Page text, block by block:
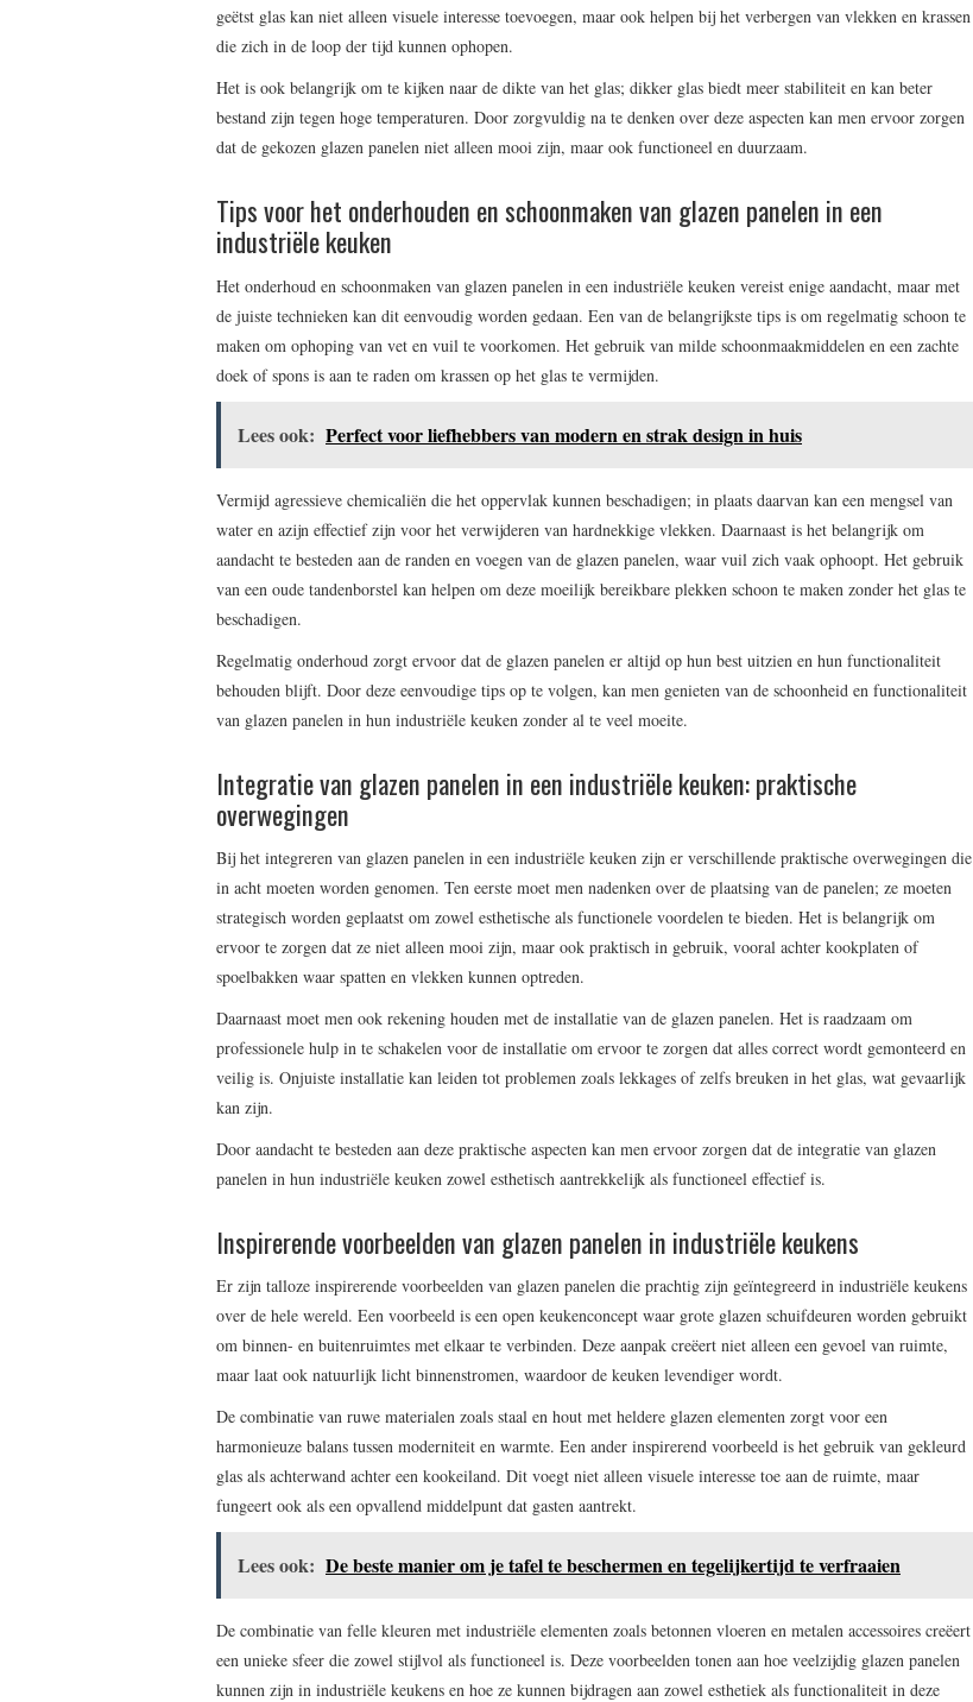
geëtst glas kan niet alleen visuele interesse toevoegen, maar ook helpen bij het verbergen van vlekken en krassen
die zich in de loop der tijd kunnen ophopen.
Het is ook belangrijk om te kijken naar de dikte van het glas; dikker glas biedt meer stabiliteit en kan beter
bestand zijn tegen hoge temperaturen. Door zorgvuldig na te denken over deze aspecten kan men ervoor zorgen
dat de gekozen glazen panelen niet alleen mooi zijn, maar ook functioneel en duurzaam.
Tips voor het onderhouden en schoonmaken van glazen panelen in een
industriële keuken
Het onderhoud en schoonmaken van glazen panelen in een industriële keuken vereist enige aandacht, maar met
de juiste technieken kan dit eenvoudig worden gedaan. Een van de belangrijkste tips is om regelmatig schoon te
maken om ophoping van vet en vuil te voorkomen. Het gebruik van milde schoonmaakmiddelen en een zachte
doek of spons is aan te raden om krassen op het glas te vermijden.
Lees ook: Perfect voor liefhebbers van modern en strak design in huis
Vermijd agressieve chemicaliën die het oppervlak kunnen beschadigen; in plaats daarvan kan een mengsel van
water en azijn effectief zijn voor het verwijderen van hardnekkige vlekken. Daarnaast is het belangrijk om
aandacht te besteden aan de randen en voegen van de glazen panelen, waar vuil zich vaak ophoopt. Het gebruik
van een oude tandenborstel kan helpen om deze moeilijk bereikbare plekken schoon te maken zonder het glas te
beschadigen.
Regelmatig onderhoud zorgt ervoor dat de glazen panelen er altijd op hun best uitzien en hun functionaliteit
behouden blijft. Door deze eenvoudige tips op te volgen, kan men genieten van de schoonheid en functionaliteit
van glazen panelen in hun industriële keuken zonder al te veel moeite.
Integratie van glazen panelen in een industriële keuken: praktische
overwegingen
Bij het integreren van glazen panelen in een industriële keuken zijn er verschillende praktische overwegingen die
in acht moeten worden genomen. Ten eerste moet men nadenken over de plaatsing van de panelen; ze moeten
strategisch worden geplaatst om zowel esthetische als functionele voordelen te bieden. Het is belangrijk om
ervoor te zorgen dat ze niet alleen mooi zijn, maar ook praktisch in gebruik, vooral achter kookplaten of
spoelbakken waar spatten en vlekken kunnen optreden.
Daarnaast moet men ook rekening houden met de installatie van de glazen panelen. Het is raadzaam om
professionele hulp in te schakelen voor de installatie om ervoor te zorgen dat alles correct wordt gemonteerd en
veilig is. Onjuiste installatie kan leiden tot problemen zoals lekkages of zelfs breuken in het glas, wat gevaarlijk
kan zijn.
Door aandacht te besteden aan deze praktische aspecten kan men ervoor zorgen dat de integratie van glazen
panelen in hun industriële keuken zowel esthetisch aantrekkelijk als functioneel effectief is.
Inspirerende voorbeelden van glazen panelen in industriële keukens
Er zijn talloze inspirerende voorbeelden van glazen panelen die prachtig zijn geïntegreerd in industriële keukens
over de hele wereld. Een voorbeeld is een open keukenconcept waar grote glazen schuifdeuren worden gebruikt
om binnen- en buitenruimtes met elkaar te verbinden. Deze aanpak creëert niet alleen een gevoel van ruimte,
maar laat ook natuurlijk licht binnenstromen, waardoor de keuken levendiger wordt.
De combinatie van ruwe materialen zoals staal en hout met heldere glazen elementen zorgt voor een
harmonieuze balans tussen moderniteit en warmte. Een ander inspirerend voorbeeld is het gebruik van gekleurd
glas als achterwand achter een kookeiland. Dit voegt niet alleen visuele interesse toe aan de ruimte, maar
fungeert ook als een opvallend middelpunt dat gasten aantrekt.
Lees ook: De beste manier om je tafel te beschermen en tegelijkertijd te verfraaien
De combinatie van felle kleuren met industriële elementen zoals betonnen vloeren en metalen accessoires creëert
een unieke sfeer die zowel stijlvol als functioneel is. Deze voorbeelden tonen aan hoe veelzijdig glazen panelen
kunnen zijn in industriële keukens en hoe ze kunnen bijdragen aan zowel esthetiek als functionaliteit in deze